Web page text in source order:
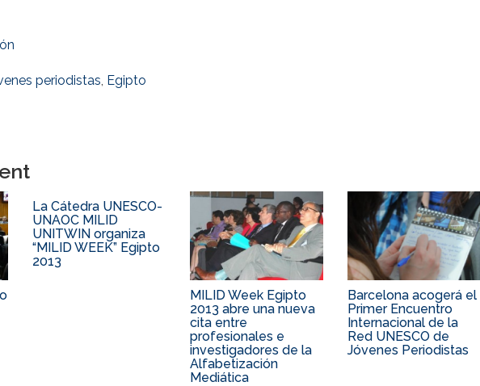
periodistas, Egipto
La Cátedra UNESCO-
UNAOC MILID
UNITWIN organiza
“MILID WEEK” Egipto
2013
MILID Week Egipto
2013 abre una nueva
cita entre
profesionales e
investigadores de la
Alfabetización
Mediática
Barcelona acogerá el
Primer Encuentro
Internacional de la
Red UNESCO de
Jóvenes Periodistas